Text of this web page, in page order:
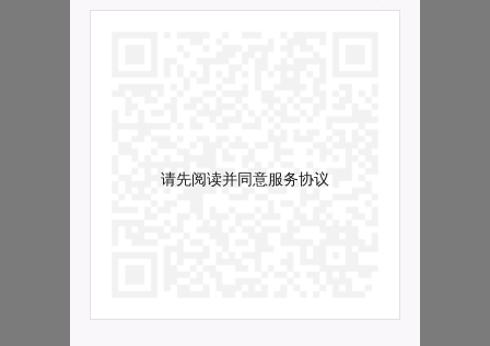
请先阅读并同意服务协议